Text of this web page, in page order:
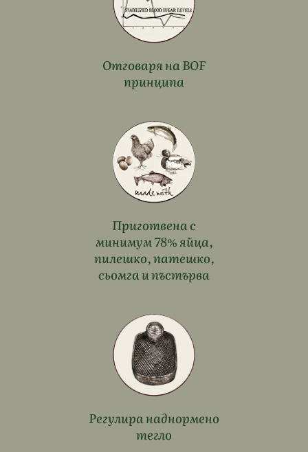
Отговаря на BOF
принципа
Приготвена с
минимум 78% яйца,
пилешко, патешко,
сьомга и пъстърва
Регулира наднормено
тегло